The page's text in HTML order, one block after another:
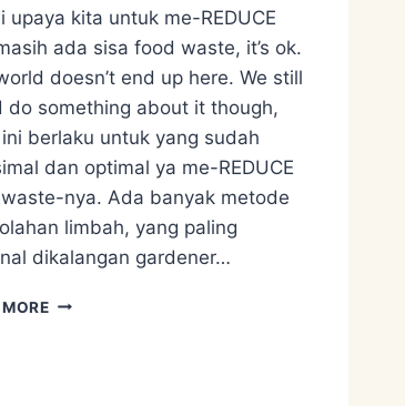
upaya kita untuk me-REDUCE
ada sisa food waste, it’s ok.
doesn’t end up here. We still
do something about it though,
berlaku untuk yang sudah
dan optimal ya me-REDUCE
nya. Ada banyak metode
limbah, yang paling
dikalangan gardener…
MENGENAI